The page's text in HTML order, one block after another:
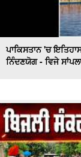
ਪਾਕਿਸਤਾਨ 'ਚ
ਨਿੰਦਣਯੋਗ - ਵਿਜੇ